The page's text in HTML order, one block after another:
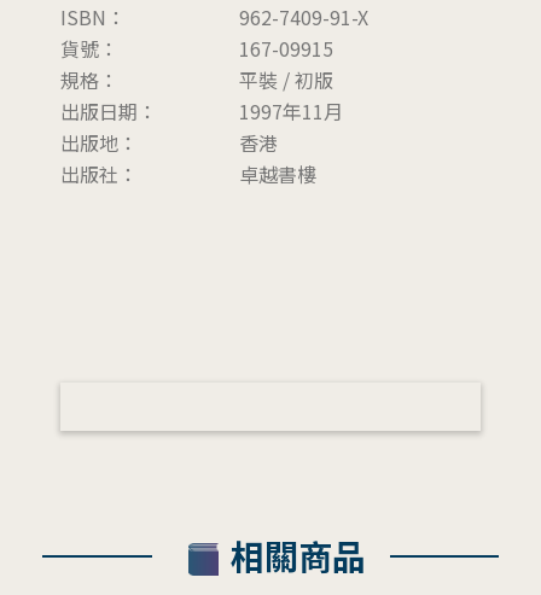
ISBN：
962-7409-91-X
貨號：
167-09915
規格：
平裝 / 初版
出版日期：
1997年11月
出版地：
香港
出版社：
卓越書樓
相關商品